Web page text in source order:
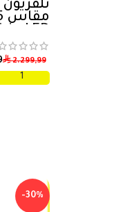
⃁2.299,99
-30%